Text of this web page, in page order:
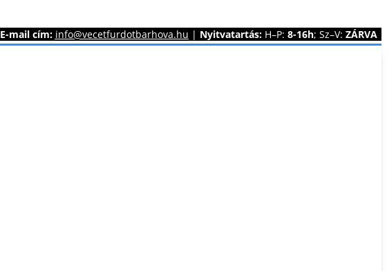
E-mail cím: info@vecetfurdotbarhova.hu | Nyitvatartás:H–P: 8-16h; Sz–V: ZÁRVA